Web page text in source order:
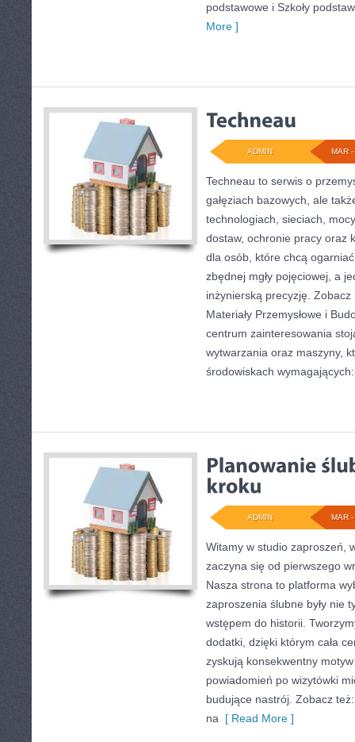
podstawowe i Szkoły
More ]
MAR
ADMIN
Techneau to serwis o
gałęziach bazowych, ale
technologiach, sieciach,
dostaw, ochronie pracy oraz
dla osób, które chcą
zbędnej mgły pojęciowej, a
inżynierską precyzję.
Materiały Przemysłowe i
centrum zainteresowania
wytwarzania oraz maszyny,
środowiskach wymagających:
MAR
ADMIN
Witamy w studio zaproszeń,
zaczyna się od pierwszego
Nasza strona to platforma
zaproszenia ślubne były nie
wstępem do historii.
dodatki, dzięki którym cała
zyskują konsekwentny
powiadomień po wizytówki
budujące nastrój. Zobacz
na [ Read More ]